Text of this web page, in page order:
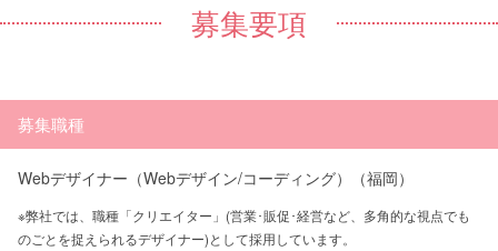
募集要項
募集職種
Webデザイナー（Webデザイン/コーディング）（福岡）
※弊社では、職種「クリエイター」(営業･販促･経営など、多角的な視点でも
のごとを捉えられるデザイナー)として採用しています。